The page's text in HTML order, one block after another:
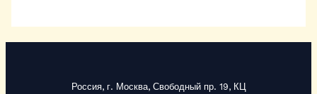
Россия, г. Москва, Свободный пр. 19, КЦ